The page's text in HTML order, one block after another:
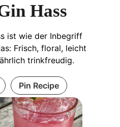
Hass
ist wie der Inbegriff
Frisch, floral, leicht
trinkfreudig.
Pin Recipe